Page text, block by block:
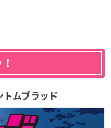
トムブラッド